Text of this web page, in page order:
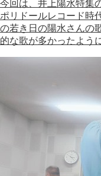
今回は、井上陽水特集
ポリドールレコード時
の若き日の陽水さんの
的な歌が多かったよう